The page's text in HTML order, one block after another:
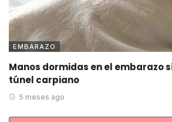
EMBARAZO
Manos dormidas en el embarazo
túnel carpiano
5 meses ago